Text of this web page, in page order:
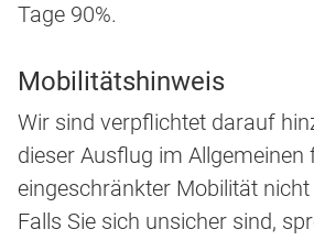
Tage 90%.
Mobilitätshinweis
Wir sind verpflichtet darauf
dieser Ausflug im
eingeschränkter Mobilität nicht
Falls Sie sich unsicher sind,